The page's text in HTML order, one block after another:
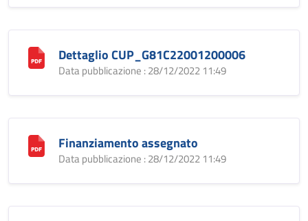
Dettaglio CUP_G81C22001200006
Data pubblicazione : 28/12/2022 11:49
Finanziamento assegnato
Data pubblicazione : 28/12/2022 11:49